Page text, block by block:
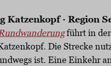
Katzenkopf · Region
führt in der
Die Strecke
ist. Eine Einkehr